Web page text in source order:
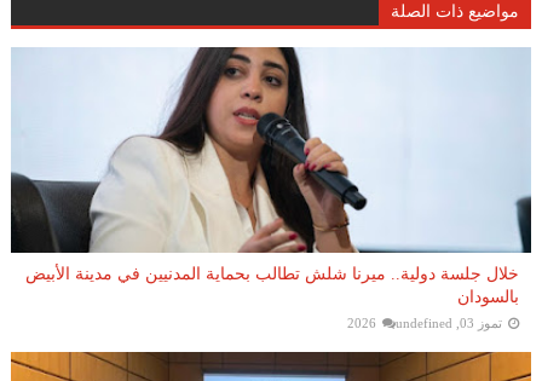
مواضيع ذات الصلة
خلال جلسة دولية.. ميرنا شلش تطالب بحماية المدنيين في مدينة الأبيض
بالسودان
تموز 03, 2026 undefined